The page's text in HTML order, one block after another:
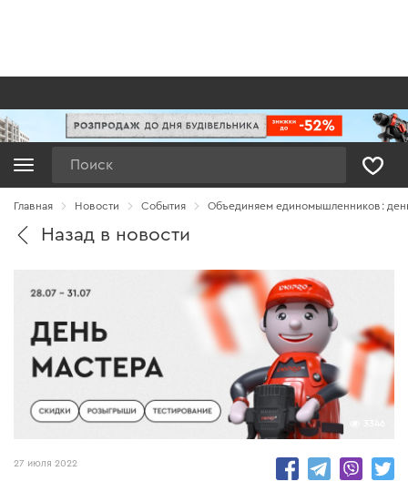
Главная Новости Cобытия Объединяем единомышленников:
Назад в новости
27 июля 2022